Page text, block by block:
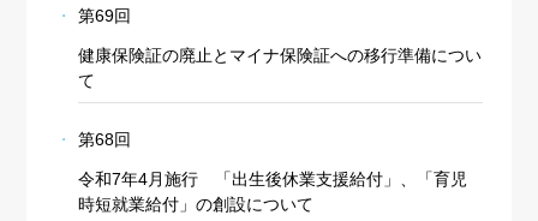
第69回
健康保険証の廃止とマイナ保険証への移行準備につい
て
第68回
令和7年4月施行 「出生後休業支援給付」、「育児
時短就業給付」の創設について